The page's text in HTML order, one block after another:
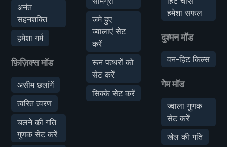
अनंत
सहनशक्ति
हमेशा गर्म
फ़िज़िक्स मॉड
असीम छलांगें
त्वरित त्वरण
चलने की गति
गुणक सेट करें
जमे हुए
ज्वालाएं सेट
करें
रून पत्थरों को
सेट करें
सिक्के सेट करें
हमेशा सफल
दुश्मन मॉड
वन-हिट किल्स
गेम मॉड
ज्वाला गुणक
सेट करें
खेल की गति